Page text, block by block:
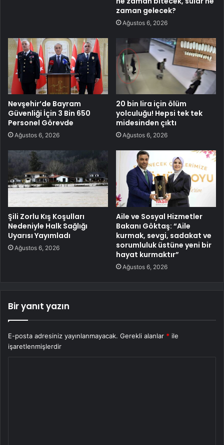
zaman gelecek?
Ağustos 6, 2026
Nevşehir’de Bayram
Güvenliği İçin 3 Bin 650
Personel Görevde
Ağustos 6, 2026
20 bin lira için ölüm
yolculuğu! Hepsi tek tek
midesinden çıktı
Ağustos 6, 2026
Şili Zorlu Kış Koşulları
Nedeniyle Halk Sağlığı
Uyarısı Yayımladı
Ağustos 6, 2026
Aile ve Sosyal Hizmetler
Bakanı Göktaş: “Aile
kurmak, sevgi, sadakat ve
sorumluluk üstüne yeni bir
hayat kurmaktır”
Ağustos 6, 2026
Bir yanıt yazın
E-posta adresiniz yayınlanmayacak. Gerekli alanlar * ile
işaretlenmişlerdir